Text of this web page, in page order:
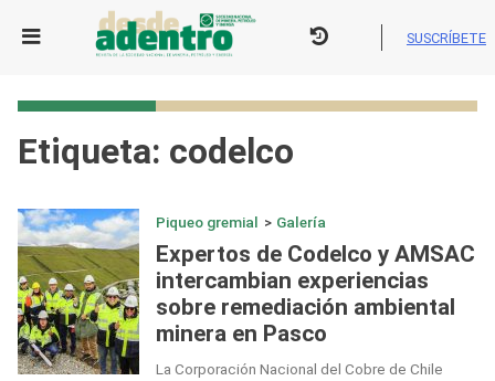
SUSCRÍBETE
Etiqueta: codelco
Piqueo gremial > Galería
Expertos de Codelco y AMSAC
intercambian experiencias
sobre remediación ambiental
minera en Pasco
La Corporación Nacional del Cobre de Chile